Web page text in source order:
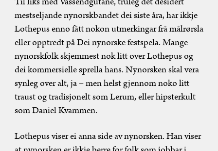
mestseljande nynorskbandet dei siste åra, har ikkje
Lothepus enno fått nokon utmerkingar frå målrørsla
eller opptredt på Dei nynorske festspela. Mange
nynorskfolk skjemmest nok litt over Lothepus og
dei kommersielle sprella hans. Nynorsken skal vera
synleg over alt, ja – men helst gjennom noko litt
traust og tradisjonelt som Lerum, eller hipsterkult
som Daniel Kvammen.
Lothepus viser ei anna side av nynorsken. Han viser